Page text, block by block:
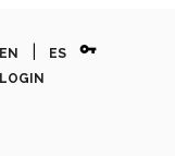
EN ES vpn_key
LOGIN